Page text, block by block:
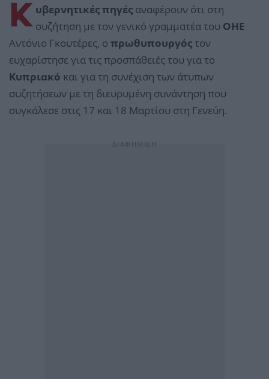
Κ υβερνητικές πηγές αναφέρουν ότι στη
συζήτηση με τον γενικό γραμματέα του ΟΗΕ
Αντόνιο Γκουτέρες, ο πρωθυπουργόςτον
ευχαρίστησε για τις προσπάθειές του για το
Κυπριακό και για τη συνέχιση των άτυπων
συζητήσεων με τη διευρυμένη συνάντηση που
συγκάλεσε στις 17 και 18 Μαρτίου στη Γενεύη.